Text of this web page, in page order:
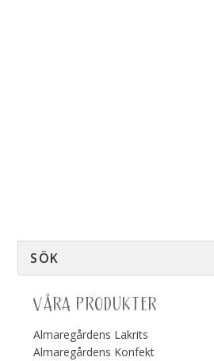
VÅRA PRODUKTER
Almaregårdens Lakrits
Almaregårdens Konfekt